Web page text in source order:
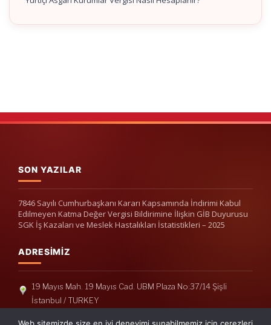
SON YAZILAR
7846 Sayılı Cumhurbaşkanı Kararı Kapsamında İndirimi Kabul
Edilmeyen Katma Değer Vergisi Bildirimine İlişkin GİB Duyurusu
SGK İş Kazaları ve Meslek Hastalıkları İstatistikleri – 2025
ADRESIMIZ
19 Mayıs Mah. 19 Mayıs Cad. UBM Plaza No:37/14 Şişli
İstanbul / TURKEY
Telefon: +90(212) 240 33 39